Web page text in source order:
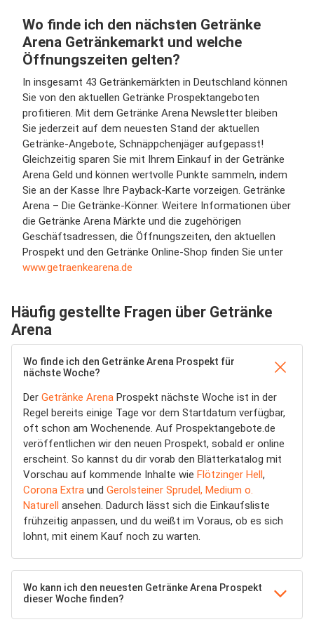
Wo finde ich den nächsten Getränke
Arena Getränkemarkt und welche
Öffnungszeiten gelten?
In insgesamt 43 Getränkemärkten in Deutschland können
Sie von den aktuellen Getränke Prospektangeboten
profitieren. Mit dem Getränke Arena Newsletter bleiben
Sie jederzeit auf dem neuesten Stand der aktuellen
Getränke-Angebote, Schnäppchenjäger aufgepasst!
Gleichzeitig sparen Sie mit Ihrem Einkauf in der Getränke
Arena Geld und können wertvolle Punkte sammeln, indem
Sie an der Kasse Ihre Payback-Karte vorzeigen. Getränke
Arena – Die Getränke-Könner. Weitere Informationen über
die Getränke Arena Märkte und die zugehörigen
Geschäftsadressen, die Öffnungszeiten, den aktuellen
Prospekt und den Getränke Online-Shop finden Sie unter
www.getraenkearena.de
Häufig gestellte Fragen über Getränke
Arena
Wo finde ich den Getränke Arena Prospekt für
nächste Woche?
Der Getränke Arena Prospekt nächste Woche ist in der
Regel bereits einige Tage vor dem Startdatum verfügbar,
oft schon am Wochenende. Auf Prospektangebote.de
veröffentlichen wir den neuen Prospekt, sobald er online
erscheint. So kannst du dir vorab den Blätterkatalog mit
Vorschau auf kommende Inhalte wie Flötzinger Hell,
Corona Extra und Gerolsteiner Sprudel, Medium o.
Naturell ansehen. Dadurch lässt sich die Einkaufsliste
frühzeitig anpassen, und du weißt im Voraus, ob es sich
lohnt, mit einem Kauf noch zu warten.
Wo kann ich den neuesten Getränke Arena Prospekt
dieser Woche finden?